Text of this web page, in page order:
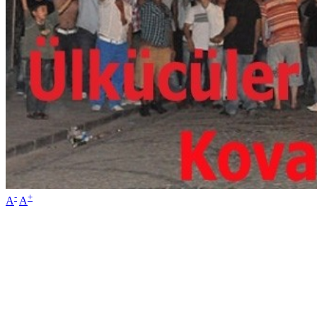
A- A+